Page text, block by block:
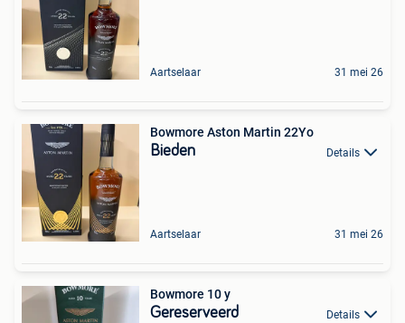
Aartselaar 31 mei 26
Bowmore Aston Martin 22Yo
Bieden Details
Aartselaar 31 mei 26
Bowmore 10 y
Gereserveerd Details